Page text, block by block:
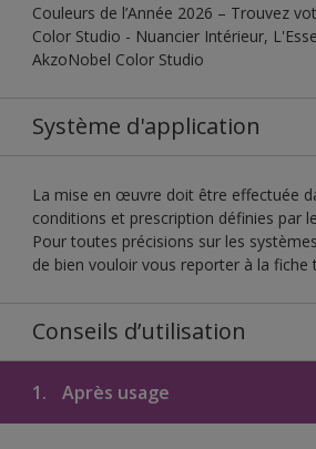
Couleurs de l’Année 2026 – Trouvez
Color Studio - Nuancier Intérieur,
AkzoNobel Color Studio
Système d'application
La mise en œuvre doit être effectuée
conditions et prescription définies par
Pour toutes précisions sur les
de bien vouloir vous reporter à la fiche
Conseils d’utilisation
1. Après usage